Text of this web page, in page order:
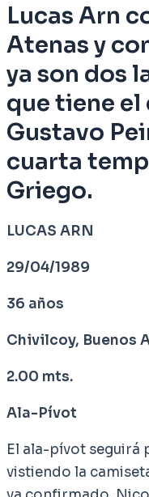
Lucas Arn
Atenas y
ya son dos
que tiene el
Gustavo
cuarta
Griego.
LUCAS ARN
29/04/1989
36 años
Chivilcoy, Buenos
2.00 mts.
Ala-Pívot
El ala-pívot seguirá
vistiendo la